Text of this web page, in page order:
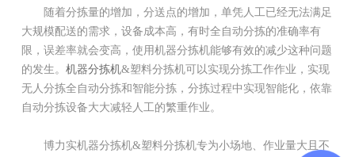
随着分拣量的增加，分送点的增加，单凭人工已经无法满足
大规模配送的需求，设备成本高，有时全自动分拣的准确率有
限，误差率就会变高，使用机器分拣机能够有效的减少这种问题
的发生。机器分拣机&塑料分拣机可以实现分拣工作作业，实现
无人分拣全自动分拣和智能分拣，分拣过程中实现智能化，依靠
自动分拣设备大大减轻人工的繁重作业。
博力实机器分拣机&塑料分拣机专为小场地、作业量大且不